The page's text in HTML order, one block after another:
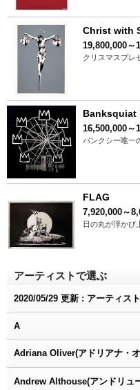
Christ with
19,800,000～
クリスマスプレ
Banksquiat
16,500,000～
バンクシー唯一
FLAG
7,920,000～
日の丸が浮かび
アーティストで選ぶ
2020/05/29 更新 : アーティス
A
Adriana Oliver(アドリアナ・
Andrew Althouse(アンドリュ